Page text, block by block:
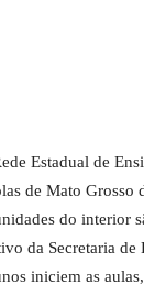
Estadual de
de Mato Grosso
do interior
da Secretaria de
iniciem as